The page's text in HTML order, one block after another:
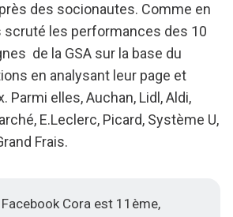
des socionautes. Comme en
scruté les performances des 10
de la GSA sur la base du
en analysant leur page et
Parmi elles, Auchan, Lidl, Aldi,
E.Leclerc, Picard, Système U,
Frais.
Cora est 11ème,